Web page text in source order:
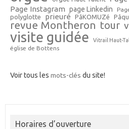
Page Instagram page Linkedin
polyglotte prieuré PâKOMUZé
revue Montheron tour
visite guidée Vitrail Haut-
église de Bottens
Voir tous les mots-clés du site!
Horaires d’ouverture